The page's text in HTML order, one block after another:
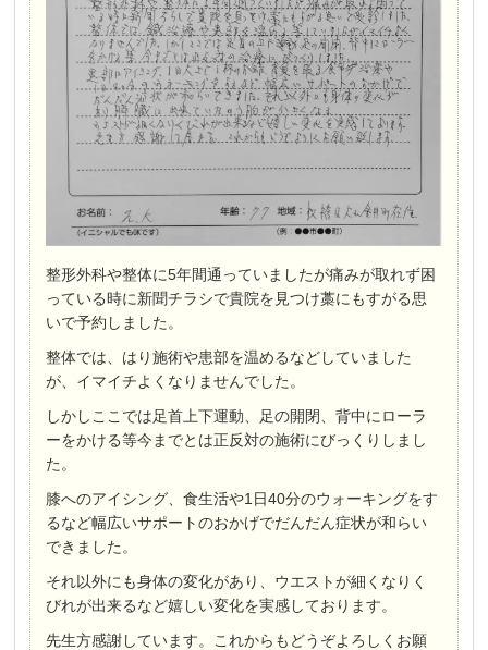
整形外科や整体に5年間通っていましたが痛みが取れず困
っている時に新聞チラシで貴院を見つけ藁にもすがる思
いで予約しました。
整体では、はり施術や患部を温めるなどしていました
が、イマイチよくなりませんでした。
しかしここでは足首上下運動、足の開閉、背中にローラ
ーをかける等今までとは正反対の施術にびっくりしまし
た。
膝へのアイシング、食生活や1日40分のウォーキングをす
るなど幅広いサポートのおかげでだんだん症状が和らい
できました。
それ以外にも身体の変化があり、ウエストが細くなりく
びれが出来るなど嬉しい変化を実感しております。
先生方感謝しています。これからもどうぞよろしくお願